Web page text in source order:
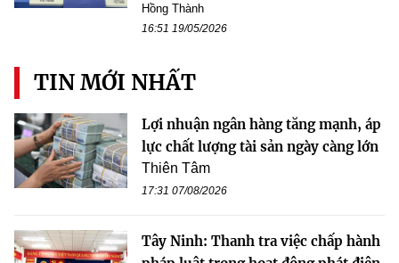
Hồng Thành
16:51 19/05/2026
TIN MỚI NHẤT
Lợi nhuận ngân hàng tăng mạnh, áp
lực chất lượng tài sản ngày càng lớn
Thiên Tâm
17:31 07/08/2026
Tây Ninh: Thanh tra việc chấp hành